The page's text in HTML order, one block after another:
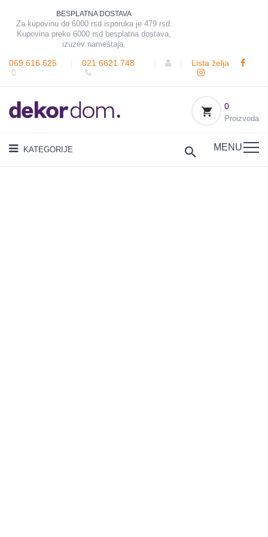
BESPLATNA DOSTAVA
Za kupovinu do 6000 rsd isporuka je 479 rsd.
Kupovina preko 6000 rsd besplatna dostava,
izuzev nameštaja.
069 616 625 021 6621 748 Lista želja
0
Proizvoda
KATEGORIJE MENU